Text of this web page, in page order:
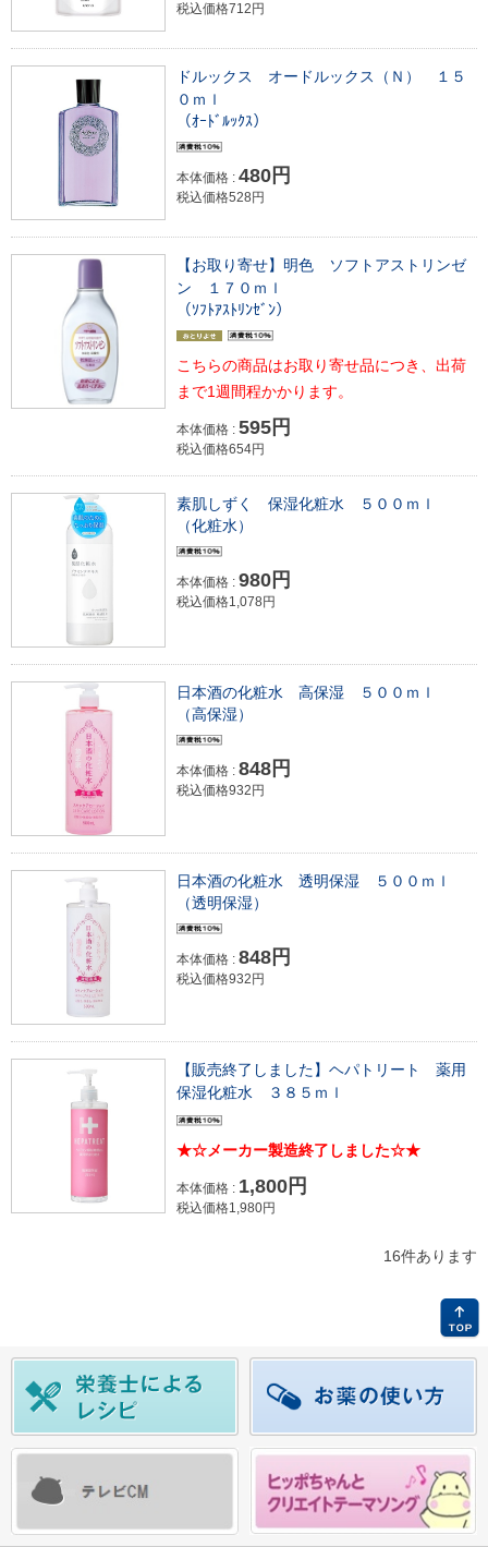
税込価格712円
ドルックス オードルックス（Ｎ） １５
０ｍｌ
（ｵｰﾄﾞﾙｯｸｽ）
本体価格 : 480円
税込価格528円
【お取り寄せ】明色 ソフトアストリンゼ
ン １７０ｍｌ
（ｿﾌﾄｱｽﾄﾘﾝｾﾞﾝ）
こちらの商品はお取り寄せ品につき、出荷
まで1週間程かかります。
本体価格 : 595円
税込価格654円
素肌しずく 保湿化粧水 ５００ｍｌ
（化粧水）
本体価格 : 980円
税込価格1,078円
日本酒の化粧水 高保湿 ５００ｍｌ
（高保湿）
本体価格 : 848円
税込価格932円
日本酒の化粧水 透明保湿 ５００ｍｌ
（透明保湿）
本体価格 : 848円
税込価格932円
【販売終了しました】ヘパトリート 薬用
保湿化粧水 ３８５ｍｌ
★☆メーカー製造終了しました☆★
本体価格 : 1,800円
税込価格1,980円
16件あります